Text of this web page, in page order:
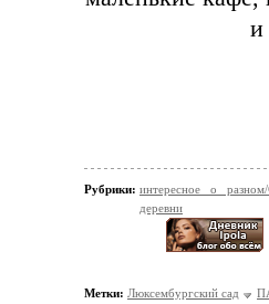
и
Рубрики: интересное о
деревни
Метки: Люксембургский сад